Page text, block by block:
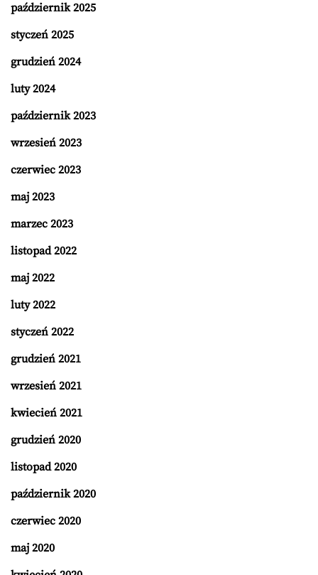
październik 2025
styczeń 2025
grudzień 2024
luty 2024
październik 2023
wrzesień 2023
czerwiec 2023
maj 2023
marzec 2023
listopad 2022
maj 2022
luty 2022
styczeń 2022
grudzień 2021
wrzesień 2021
kwiecień 2021
grudzień 2020
listopad 2020
październik 2020
czerwiec 2020
maj 2020